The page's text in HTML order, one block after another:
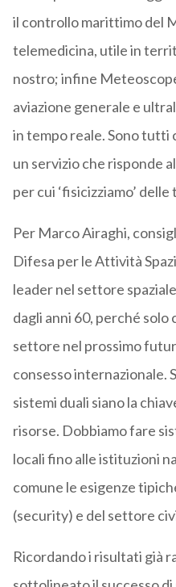
il controllo marittimo del
telemedicina, utile in
nostro; infine
aviazione generale e
in tempo reale. Sono tutti
un servizio che risponde
per cui ‘fisicizziamo’
Per Marco Airaghi,
Difesa per le Attività
leader nel settore
dagli anni 60, perché
settore nel prossimo
consesso internazionale.
sistemi duali siano la
risorse. Dobbiamo fare
locali fino alle istituzioni
comune le esigenze
(security) e del settore
Ricordando i risultati già